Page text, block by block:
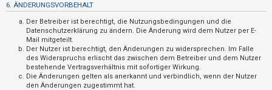
6. ÄNDERUNGSVORBEHALT
Der Betreiber ist berechtigt, die Nutzungsbedingungen und die
Datenschutzerklärung zu ändern. Die Änderung wird dem Nutzer per E-
Mail mitgeteilt.
Der Nutzer ist berechtigt, den Änderungen zu widersprechen. Im Falle
des Widerspruchs erlischt das zwischen dem Betreiber und dem Nutzer
bestehende Vertragsverhältnis mit sofortiger Wirkung.
Die Änderungen gelten als anerkannt und verbindlich, wenn der Nutzer
den Änderungen zugestimmt hat.